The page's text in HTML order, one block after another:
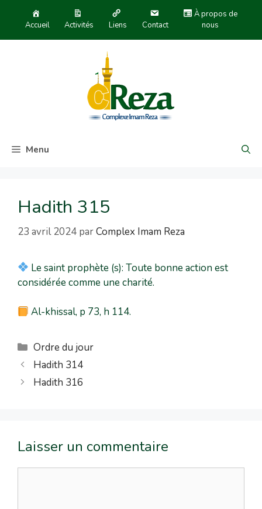
Accueil Activités Liens Contact
À propos de
nous
Menu
Hadith 315
23 avril 2024 parComplex Imam Reza
Le saint prophète (s): Toute bonne action est
considérée comme une charité.
Al-khissal, p 73, h 114.
Ordre du jour
Hadith 314
Hadith 316
Laisser un commentaire